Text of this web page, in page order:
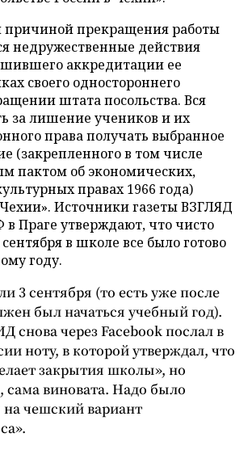
причиной прекращения работы
недружественные действия
аккредитации ее
своего одностороннего
штата посольства. Вся
за лишение учеников и их
права получать выбранное
(закрепленного в том числе
пактом об экономических,
правах 1966 года)
Источники газеты ВЗГЛЯД
в Праге утверждают, что чисто
в школе все было готово
году.
3 сентября (то есть уже после
был начаться учебный год).
через Facebook послал в
ноту, в которой утверждал, что
закрытия школы», но
виновата. Надо было
на чешский вариант